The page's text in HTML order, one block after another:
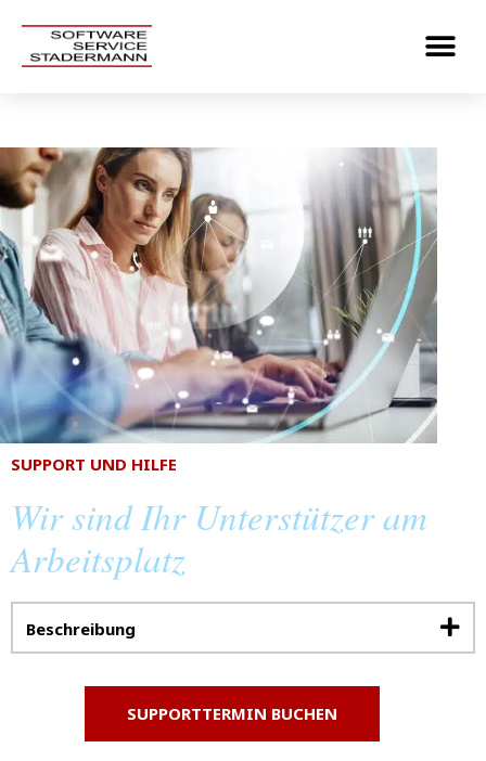
SUPPORT UND HILFE
Wir sind Ihr Unterstützer am
Arbeitsplatz
Beschreibung
SUPPORTTERMIN BUCHEN